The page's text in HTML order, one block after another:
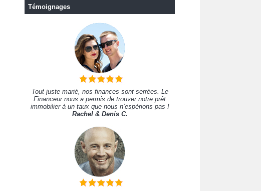
Témoignages
Tout juste marié, nos finances sont serrées. Le
Financeur nous a permis de trouver notre prêt
immobilier à un taux que nous n’espérions pas !
Rachel & Denis C.